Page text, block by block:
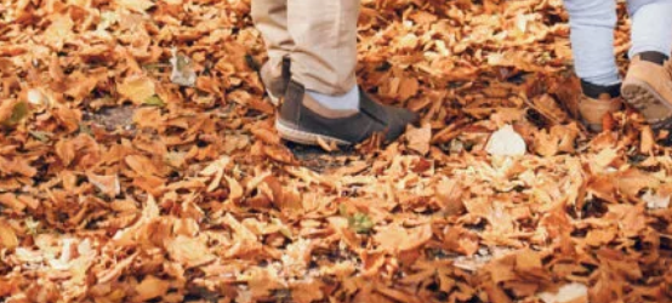
Beauty
(6)
Familie
(3)
Freundschaft
(1)
Leben
(3)
Liebe
(2)